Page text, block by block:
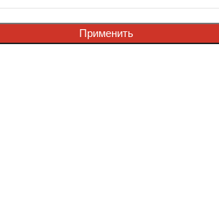
Применить